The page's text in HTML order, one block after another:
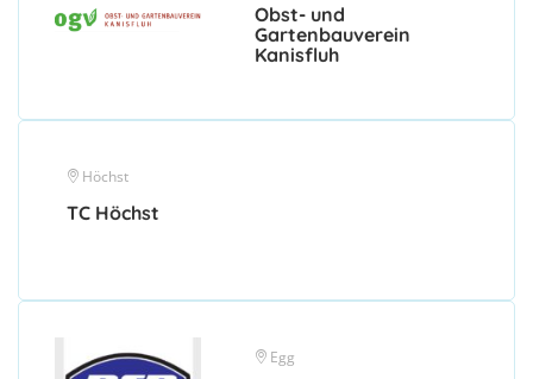
Obst- und
Gartenbauverein
Kanisfluh
Höchst
TC Höchst
Egg